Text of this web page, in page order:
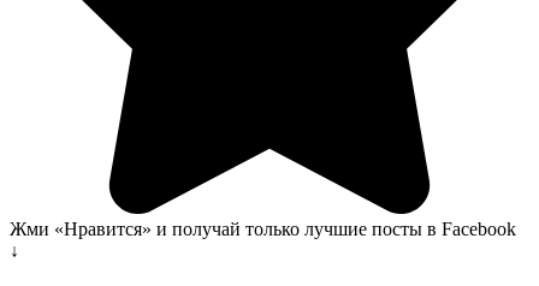
Жми «Нравится» и получай только лучшие посты в Facebook
↓